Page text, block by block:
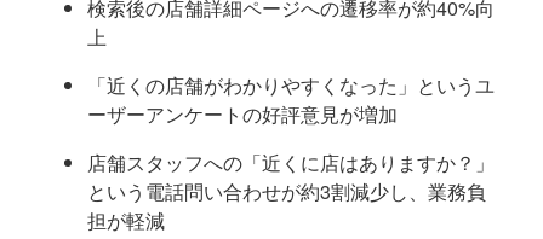
検索後の店舗詳細ページへの遷移率が約40%向
上
「近くの店舗がわかりやすくなった」というユ
ーザーアンケートの好評意見が増加
店舗スタッフへの「近くに店はありますか？」
という電話問い合わせが約3割減少し、業務負
担が軽減